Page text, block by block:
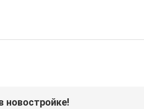
новостройке!